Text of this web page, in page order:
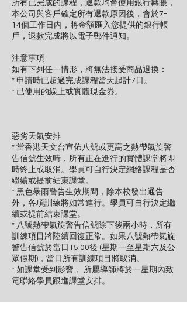
所有已完成的課程，退款均會使用銀行轉賬，
本公司與客戶確定所有退款原因後，會於7-
14個工作日內，將金額匯入您提供的銀行帳
戶，退款完成將以電子郵件通知。
注意事項
如有下列任一情形，將無法接受商品退換：
* 申請時已超過完成課程當天起計7日。
* 已使用的線上或實體現金劵。
惡劣天氣安排
* 當香港天文台宣佈八號或更高之熱帶氣旋警
告信號生效時，所有正在進行的實體課堂將即
時終止或取消。學員可自行決定網絡課程是否
繼續或提前結束課堂。
* 黑色暴雨警告生效期間，除本校發出通告
外，各項訓練將如常進行。學員可自行決定繼
續或提前結束課堂。
* 八號熱帶氣旋警告信號除下後兩小時，所有
訓練項目將陸續回復正常。如果八號熱帶氣旋
警告信號於當日15:00後 (星期一至星期六及公
眾假期)，當日所有訓練項目將取消。
* 如課堂受到影響， 所屬導師將於一星期內致
電聯絡學員跟進課堂安排。